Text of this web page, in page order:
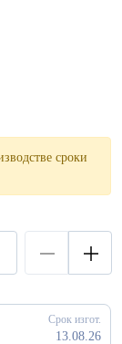
сроки
Срок изгот.
13.08.26